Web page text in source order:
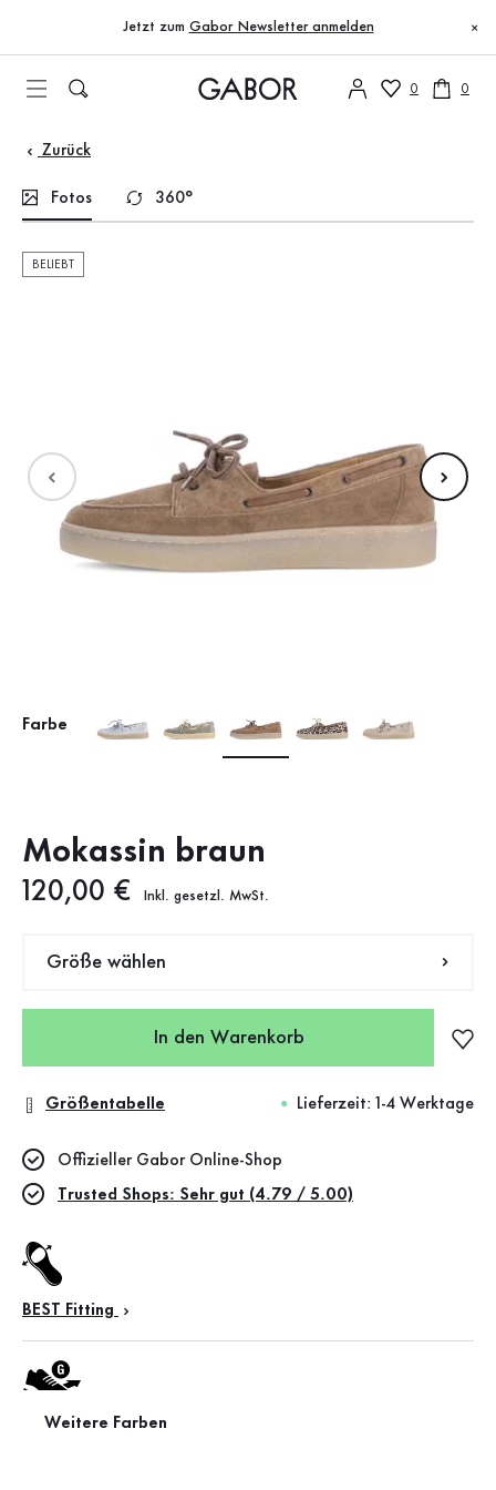
Zum Inhaltsverzeichnis
Zur Hauptnavigation
Jetzt zum Gabor Newsletter anmelden ×
0 0
Zurück
Fotos 360°
BELIEBT
Farbe
Mokassin braun
Neuer Preis
120,00 € Inkl. gesetzl. MwSt.
Größe wählen
In den Warenkorb
Größentabelle Lieferzeit: 1-4 Werktage
Weitere Farben
Offizieller Gabor Online-Shop
Trusted Shops: Sehr gut (4.79 / 5.00)
BEST Fitting
Weite G (mittel)